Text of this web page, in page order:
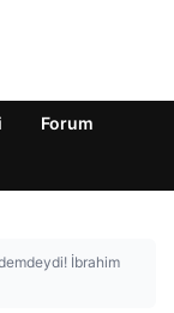
Forum
İbrahim